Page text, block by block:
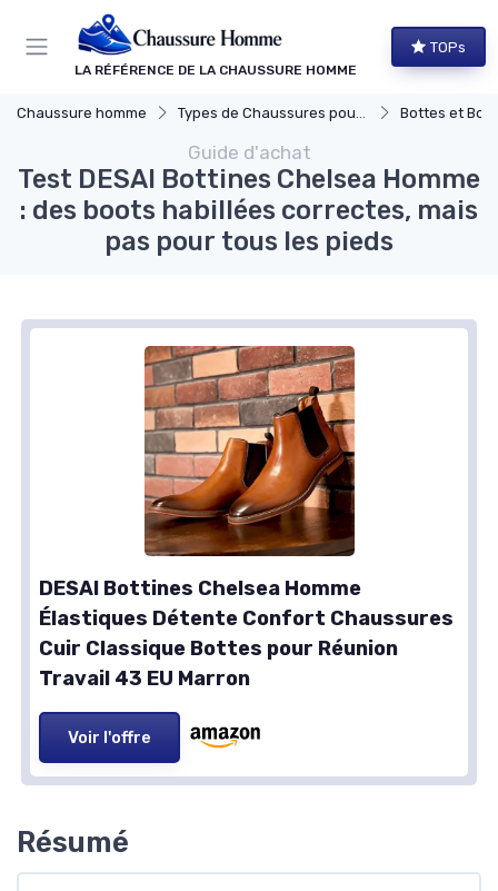
LA RÉFÉRENCE DE LA CHAUSSURE HOMME
TOPs
Chaussure homme Types de Chaussures pour Hommes Bottes et
Guide d'achat
Test DESAI Bottines Chelsea Homme
: des boots habillées correctes, mais
pas pour tous les pieds
DESAI Bottines Chelsea Homme
Élastiques Détente Confort Chaussures
Cuir Classique Bottes pour Réunion
Travail 43 EU Marron
Voir l'offre
Résumé
Panneau de gestion des cookies